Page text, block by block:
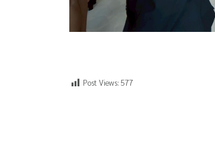
Post Views: 577